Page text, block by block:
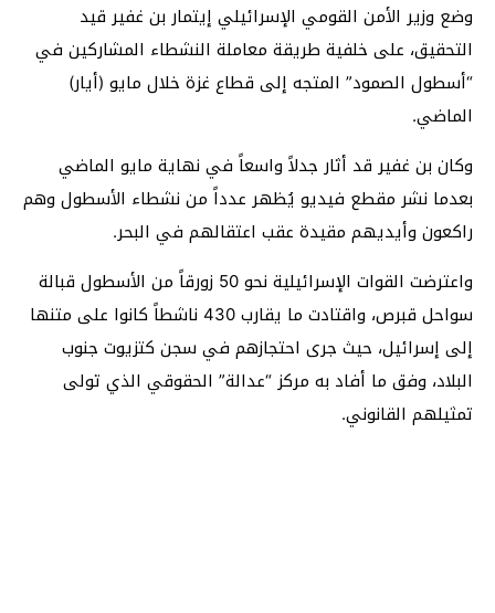
وضع وزير الأمن القومي الإسرائيلي إيتمار بن غفير قيد
التحقيق، على خلفية طريقة معاملة النشطاء المشاركين في
“أسطول الصمود” المتجه إلى قطاع غزة خلال مايو (أيار)
الماضي.
وكان بن غفير قد أثار جدلاً واسعاً في نهاية مايو الماضي
بعدما نشر مقطع فيديو يُظهر عدداً من نشطاء الأسطول وهم
راكعون وأيديهم مقيدة عقب اعتقالهم في البحر.
واعترضت القوات الإسرائيلية نحو 50 زورقاً من الأسطول قبالة
سواحل قبرص، واقتادت ما يقارب 430 ناشطاً كانوا على متنها
إلى إسرائيل، حيث جرى احتجازهم في سجن كتزيوت جنوب
البلاد، وفق ما أفاد به مركز “عدالة” الحقوقي الذي تولى
تمثيلهم القانوني.